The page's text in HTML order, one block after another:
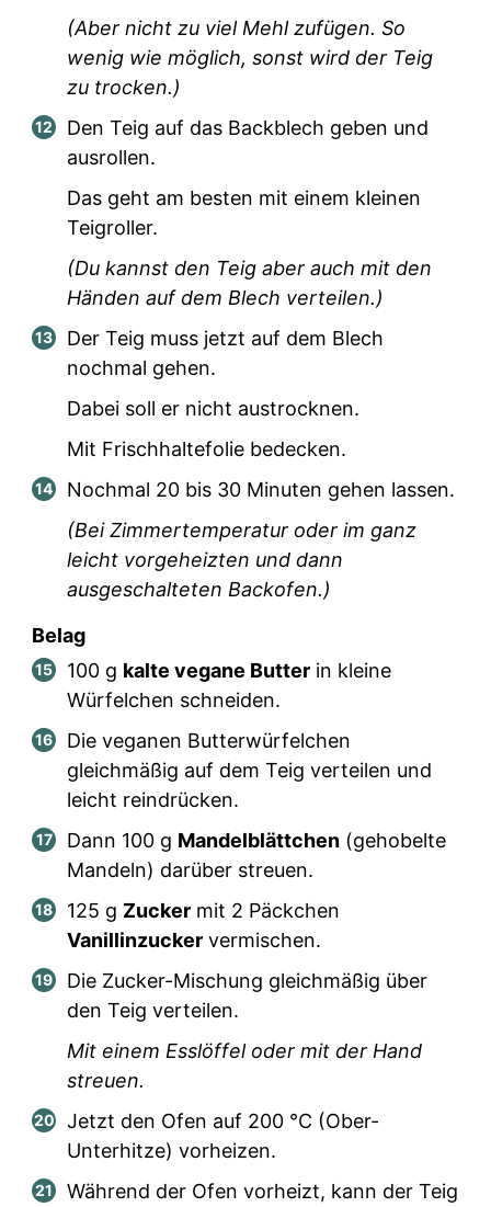
(Aber nicht zu viel Mehl zufügen. So
wenig wie möglich, sonst wird der Teig
zu trocken.)
Den Teig auf das Backblech geben und
ausrollen.
Das geht am besten mit einem kleinen
Teigroller.
(Du kannst den Teig aber auch mit den
Händen auf dem Blech verteilen.)
Der Teig muss jetzt auf dem Blech
nochmal gehen.
Dabei soll er nicht austrocknen.
Mit Frischhaltefolie bedecken.
Nochmal 20 bis 30 Minuten gehen lassen.
(Bei Zimmertemperatur oder im ganz
leicht vorgeheizten und dann
ausgeschalteten Backofen.)
Belag
100 g kalte vegane Butter in kleine
Würfelchen schneiden.
Die veganen Butterwürfelchen
gleichmäßig auf dem Teig verteilen und
leicht reindrücken.
Dann 100 g Mandelblättchen (gehobelte
Mandeln) darüber streuen.
125 g Zucker mit 2 Päckchen
Vanillinzucker vermischen.
Die Zucker-Mischung gleichmäßig über
den Teig verteilen.
Mit einem Esslöffel oder mit der Hand
streuen.
Jetzt den Ofen auf 200 °C (Ober-
Unterhitze) vorheizen.
Während der Ofen vorheizt, kann der Teig